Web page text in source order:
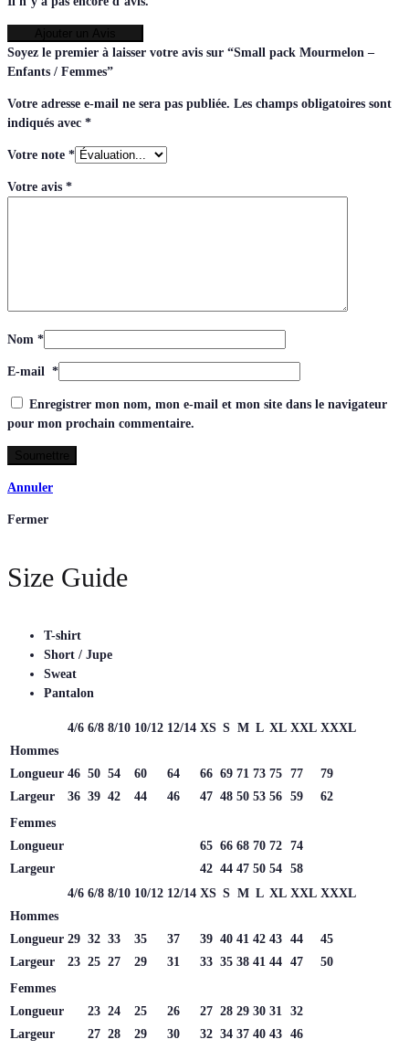
Soyez le premier à laisser votre avis sur “Small pack Mourmelon –
Enfants / Femmes”
Votre adresse e-mail ne sera pas publiée. Les champs obligatoires sont
indiqués avec *
Votre note *
Votre avis *
Nom *
E-mail *
Enregistrer mon nom, mon e-mail et mon site dans le navigateur
pour mon prochain commentaire.
Annuler
Fermer
Size Guide
T-shirt
Short / Jupe
Sweat
Pantalon
4/6 6/8 8/10 10/12 12/14 XS S M L XL XXL XXXL
Hommes
Longueur 46 50 54 60 64 66 69 71 73 75 77
79
Largeur
36 39 42 44 46 47 48 50 53 56 59
62
Femmes
Longueur
65 66 68 70 72 74
Largeur
42 44 47 50 54 58
4/6 6/8 8/10 10/12 12/14 XS S M L XL XXL XXXL
Hommes
Longueur 29 32 33 35 37 39 40 41 42 43 44
45
Largeur
23 25 27 29 31 33 35 38 41 44 47
50
Femmes
Longueur
23 24 25 26 27 28 29 30 31
32
Largeur
27 28 29 30 32 34 37 40 43 46